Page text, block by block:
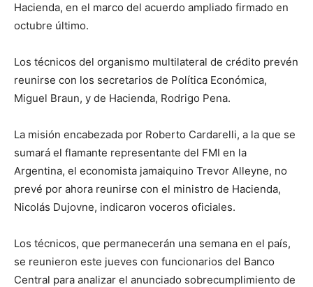
Hacienda, en el marco del acuerdo ampliado firmado en
octubre último.
Los técnicos del organismo multilateral de crédito prevén
reunirse con los secretarios de Política Económica,
Miguel Braun, y de Hacienda, Rodrigo Pena.
La misión encabezada por Roberto Cardarelli, a la que se
sumará el flamante representante del FMI en la
Argentina, el economista jamaiquino Trevor Alleyne, no
prevé por ahora reunirse con el ministro de Hacienda,
Nicolás Dujovne, indicaron voceros oficiales.
Los técnicos, que permanecerán una semana en el país,
se reunieron este jueves con funcionarios del Banco
Central para analizar el anunciado sobrecumplimiento de